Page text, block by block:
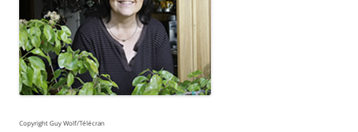
Copyright Guy Wolf/Télécran